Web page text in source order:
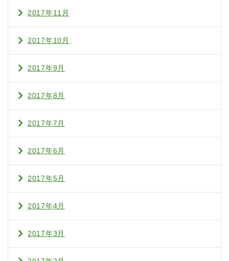
2017年11月
2017年10月
2017年9月
2017年8月
2017年7月
2017年6月
2017年5月
2017年4月
2017年3月